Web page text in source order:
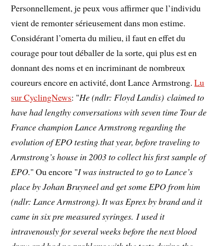
Personnellement, je peux vous affirmer que l’individu
vient de remonter sérieusement dans mon estime.
Considérant l’omerta du milieu, il faut en effet du
courage pour tout déballer de la sorte, qui plus est en
donnant des noms et en incriminant de nombreux
coureurs encore en activité, dont Lance Armstrong.Lu
sur CyclingNews: "He (ndlr: Floyd Landis) claimed to
have had lengthy conversations with seven time Tour de
France champion Lance Armstrong regarding the
evolution of EPO testing that year, before traveling to
Armstrong’s house in 2003 to collect his first sample of
EPO." Ou encore "I was instructed to go to Lance’s
place by Johan Bruyneel and get some EPO from him
(ndlr: Lance Armstrong). It was Eprex by brand and it
came in six pre measured syringes. I used it
intravenously for several weeks before the next blood